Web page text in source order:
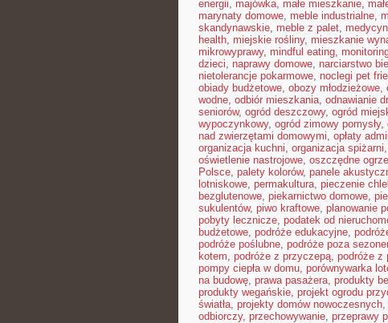
energii, majówka, małe mieszkanie,
marynaty domowe, meble industrialne,
skandynawskie, meble z palet,
health, miejskie rośliny, mieszkanie
mikrowyprawy, mindful eating,
dzieci, naprawy domowe, narciarstwo
nietolerancje pokarmowe, noclegi pet
obiady budżetowe, obozy młodzieżowe,
wodne, odbiór mieszkania, odnawianie
seniorów, ogród deszczowy, ogród
wypoczynkowy, ogród zimowy pomysły,
nad zwierzętami domowymi, opłaty
organizacja kuchni, organizacja spiżarni,
oświetlenie nastrojowe, oszczędne
Polsce, palety kolorów, panele
lotniskowe, permakultura, pieczenie
bezglutenowe, piekarnictwo domowe,
sukulentów, piwo kraftowe, planowanie
pobyty lecznicze, podatek od
budżetowe, podróże edukacyjne,
podróże poślubne, podróże poza
kotem, podróże z przyczepą, podróże z
pompy ciepła w domu, porównywarka
na budowę, prawa pasażera, produkty
produkty wegańskie, projekt ogrodu
światła, projekty domów nowoczesnych,
odbiorczy, przechowywanie, przeprawy